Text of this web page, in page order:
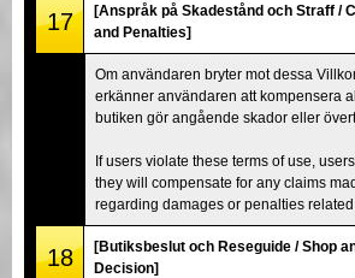
17
[Anspråk på Skadestånd och Straff /
and Penalties]
Om användaren bryter mot dessa
erkänner användaren att kompensera
butiken gör angående skador eller
If users violate these terms of use,
they will compensate for any claims
regarding damages or penalties related
18
[Butiksbeslut och Reseguide / Shop
Decision]